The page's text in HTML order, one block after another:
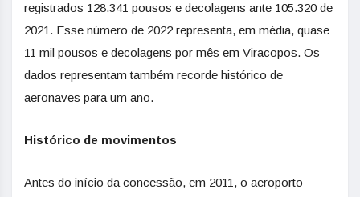
registrados 128.341 pousos e decolagens ante 105.320 de
2021. Esse número de 2022 representa, em média, quase
11 mil pousos e decolagens por mês em Viracopos. Os
dados representam também recorde histórico de
aeronaves para um ano.
Histórico de movimentos
Antes do início da concessão, em 2011, o aeroporto